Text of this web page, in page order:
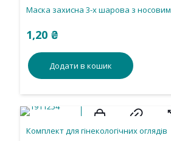
Маска захисна 3-х шарова з
1,20 ₴
Додати в кошик
Комплект для гінекологічних оглядів